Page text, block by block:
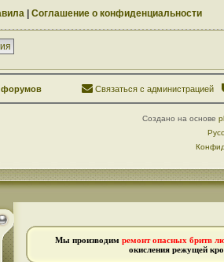
| Соглашение о конфиденциальности
форумов Связаться с администрацией
Создано на основе
Мы производим ремонт опасных бритв
окисления режущей